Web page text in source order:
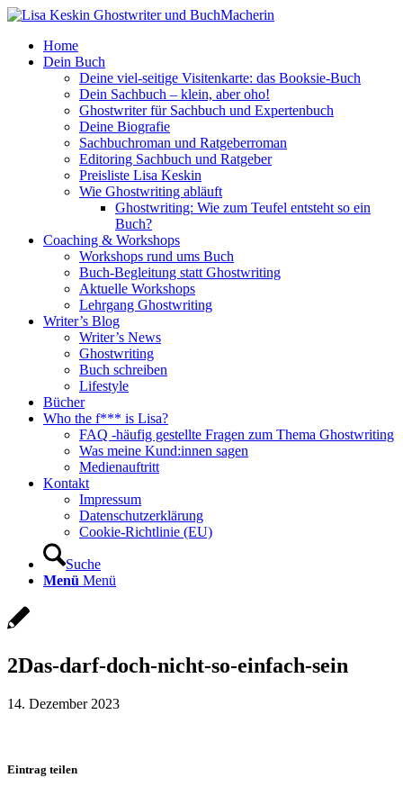
Home
Dein Buch
Deine viel-seitige Visitenkarte: das Booksie-Buch
Dein Sachbuch – klein, aber oho!
Ghostwriter für Sachbuch und Expertenbuch
Deine Biografie
Sachbuchroman und Ratgeberroman
Editoring Sachbuch und Ratgeber
Preisliste Lisa Keskin
Wie Ghostwriting abläuft
Ghostwriting: Wie zum Teufel entsteht so ein
Buch?
Coaching & Workshops
Workshops rund ums Buch
Buch-Begleitung statt Ghostwriting
Aktuelle Workshops
Lehrgang Ghostwriting
Writer’s Blog
Writer’s News
Ghostwriting
Buch schreiben
Lifestyle
Bücher
Who the f*** is Lisa?
FAQ -häufig gestellte Fragen zum Thema Ghostwriting
Was meine Kund:innen sagen
Medienauftritt
Kontakt
Impressum
Datenschutzerklärung
Cookie-Richtlinie (EU)
Suche
Menü Menü
2Das-darf-doch-nicht-so-einfach-sein
14. Dezember 2023
Eintrag teilen